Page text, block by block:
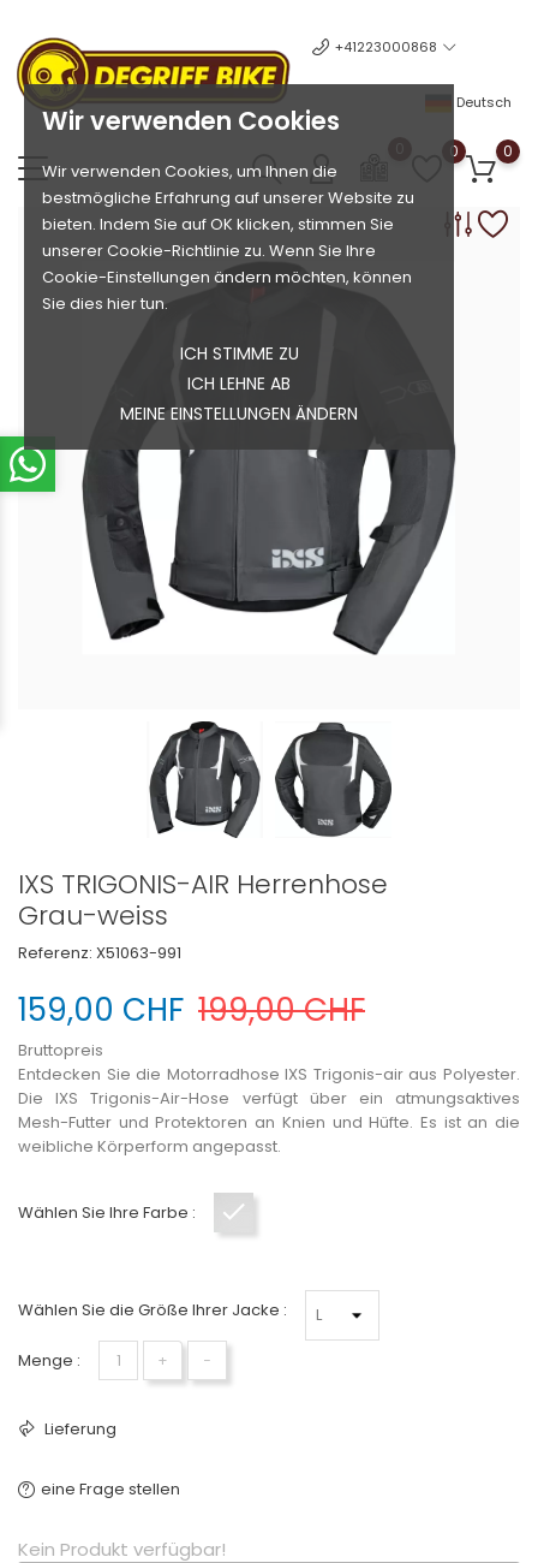
Wir verwenden Cookies
Wir verwenden Cookies, um Ihnen die
bestmögliche Erfahrung auf unserer Website zu
bieten. Indem Sie auf OK klicken, stimmen Sie
unserer Cookie-Richtlinie zu. Wenn Sie Ihre
Cookie-Einstellungen ändern möchten, können
Sie dies hier tun.
ICH STIMME ZU
ICH LEHNE AB
MEINE EINSTELLUNGEN ÄNDERN
+41223000868
Deutsch
0 0
IXS TRIGONIS-AIR Herrenhose
Grau-weiss
Referenz: X51063-991
159,00 CHF 199,00 CHF
Bruttopreis
Entdecken Sie die Motorradhose IXS Trigonis-air aus Polyester.
Die IXS Trigonis-Air-Hose verfügt über ein atmungsaktives
Mesh-Futter und Protektoren an Knien und Hüfte. Es ist an die
weibliche Körperform angepasst.
Wählen Sie Ihre Farbe :
Wählen Sie die Größe Ihrer Jacke :
Menge : + −
Lieferung
eine Frage stellen
Kein Produkt verfügbar!